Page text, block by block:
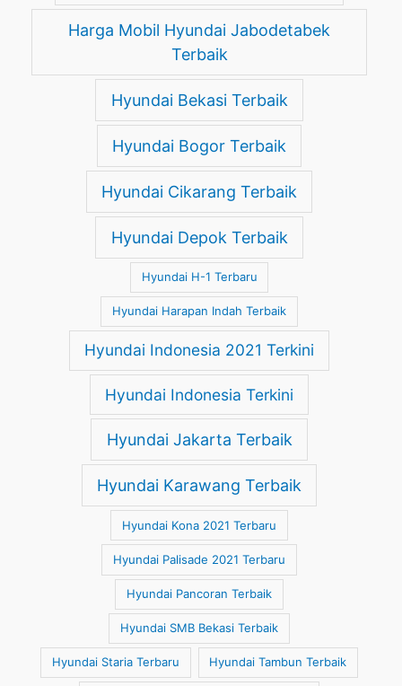
Harga Mobil Hyundai Jabodetabek
Terbaik
Hyundai Bekasi Terbaik
Hyundai Bogor Terbaik
Hyundai Cikarang Terbaik
Hyundai Depok Terbaik
Hyundai H-1 Terbaru
Hyundai Harapan Indah Terbaik
Hyundai Indonesia 2021 Terkini
Hyundai Indonesia Terkini
Hyundai Jakarta Terbaik
Hyundai Karawang Terbaik
Hyundai Kona 2021 Terbaru
Hyundai Palisade 2021 Terbaru
Hyundai Pancoran Terbaik
Hyundai SMB Bekasi Terbaik
Hyundai Staria Terbaru Hyundai Tambun Terbaik